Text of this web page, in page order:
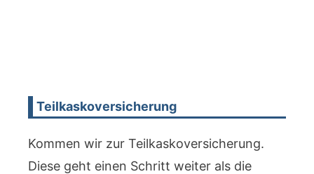
Teilkaskoversicherung
Kommen wir zur Teilkaskoversicherung.
Diese geht einen Schritt weiter als die